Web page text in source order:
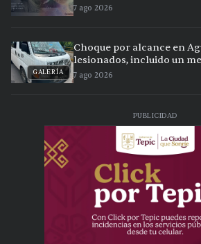
7 ago 2026
GALERÍA
Choque por alcance en
lesionados, incluido un
7 ago 2026
PUBLICIDAD